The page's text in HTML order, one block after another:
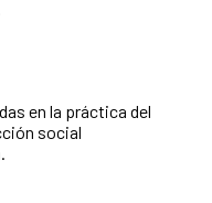
en la práctica del
social